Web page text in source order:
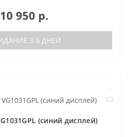
10 950 р.
3-5 ДНЕЙ
(синий дисплей)